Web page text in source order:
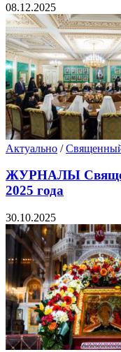
08.12.2025
Актуально /
ЖУРНАЛЫ
2025 года
30.10.2025